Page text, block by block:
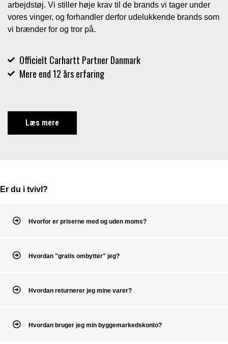
arbejdstøj. Vi stiller høje krav til de brands vi tager under
vores vinger, og forhandler derfor udelukkende brands som
vi brænder for og tror på.
Officielt Carhartt Partner Danmark
Mere end 12 års erfaring
Læs mere
Er du i tvivl?
Hvorfor er priserne med og uden moms?
Hvordan "gratis ombytter" jeg?
Hvordan returnerer jeg mine varer?
Hvordan bruger jeg min byggemarkedskonto?